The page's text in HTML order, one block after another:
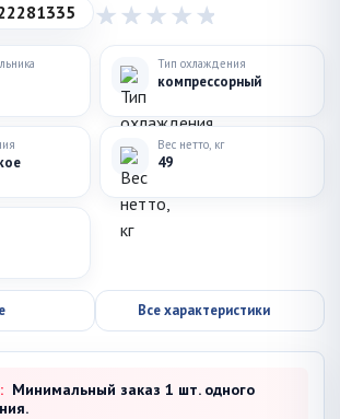
Тип охлаждения
компрессорный
Вес нетто, кг
49
Все характеристики
Минимальный заказ 1 шт. одного